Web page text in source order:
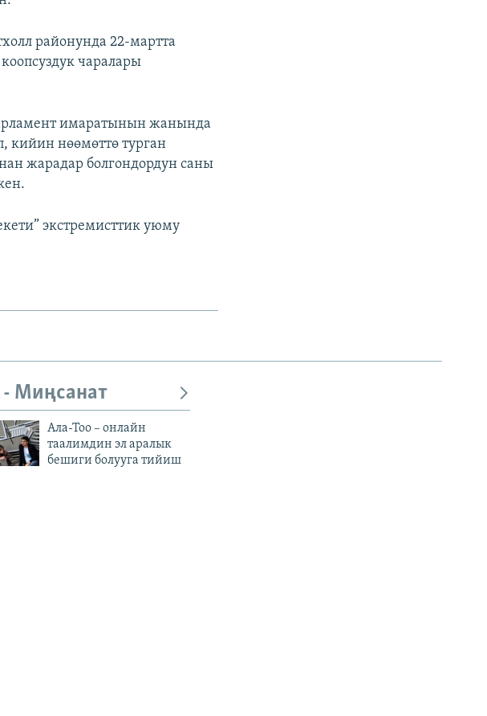
районунда 22-мартта
чаралары
имаратынын жанында
кийин нөөмөттө турган
жарадар болгондордун саны
экстремисттик уюму
- Миңсанат
Ала-Тоо – онлайн
таалимдин эл аралык
бешиги болууга тийиш